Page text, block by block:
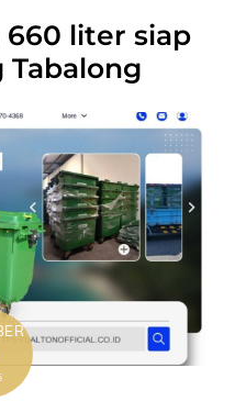
660 liter siap
Tabalong